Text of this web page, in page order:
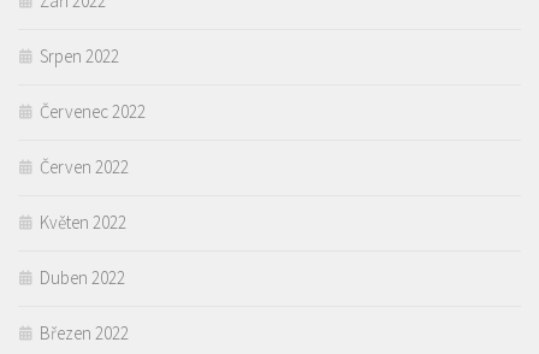
Srpen 2022
Červenec 2022
Červen 2022
Květen 2022
Duben 2022
Březen 2022